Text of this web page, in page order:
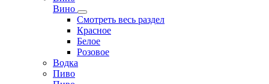
Вино
Смотреть весь раздел
Красное
Белое
Розовое
Водка
Пиво